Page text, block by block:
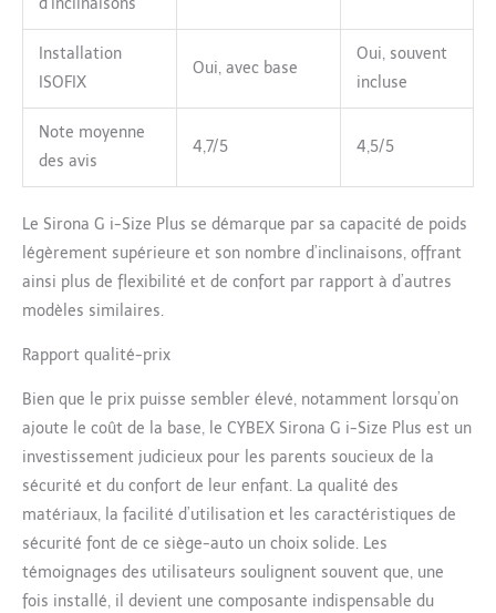
d’inclinaisons
Installation
ISOFIX
Oui, avec base
Oui, souvent
incluse
Note moyenne
des avis
4,7/5 4,5/5
Le Sirona G i-Size Plus se démarque par sa capacité de poids
légèrement supérieure et son nombre d’inclinaisons, offrant
ainsi plus de flexibilité et de confort par rapport à d’autres
modèles similaires.
Rapport qualité-prix
Bien que le prix puisse sembler élevé, notamment lorsqu’on
ajoute le coût de la base, le CYBEX Sirona G i-Size Plus est un
investissement judicieux pour les parents soucieux de la
sécurité et du confort de leur enfant. La qualité des
matériaux, la facilité d’utilisation et les caractéristiques de
sécurité font de ce siège-auto un choix solide. Les
témoignages des utilisateurs soulignent souvent que, une
fois installé, il devient une composante indispensable du